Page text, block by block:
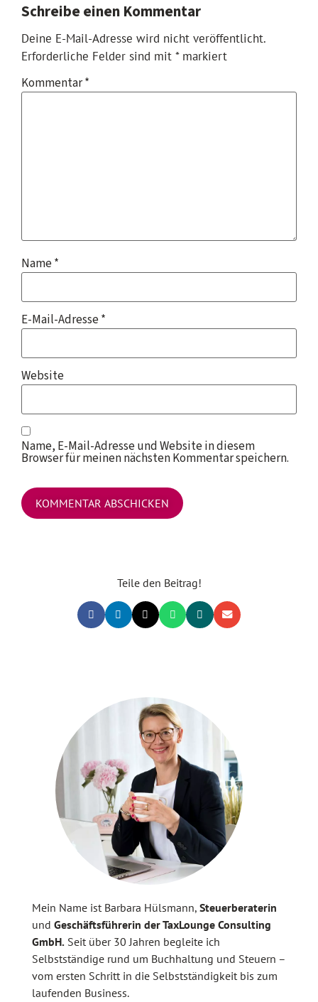
Schreibe einen Kommentar
Deine E-Mail-Adresse wird nicht veröffentlicht.
Erforderliche Felder sind mit *markiert
Kommentar*
Name*
E-Mail-Adresse*
Website
Name, E-Mail-Adresse und Website in diesem
Browser für meinen nächsten Kommentar speichern.
Teile den Beitrag!
Mein Name ist Barbara Hülsmann, Steuerberaterin
und Geschäftsführerin der TaxLounge Consulting
GmbH.Seit über 30 Jahren begleite ich
Selbstständige rund um Buchhaltung und Steuern –
vom ersten Schritt in die Selbstständigkeit bis zum
laufenden Business.